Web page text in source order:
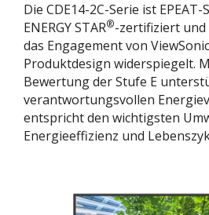
Die CDE14-2C-Serie ist
ENERGY STAR®-zertifiziert und
das Engagement von
Produktdesign widerspiegelt.
Bewertung der Stufe E
verantwortungsvollen
entspricht den wichtigsten
Energieeffizienz und